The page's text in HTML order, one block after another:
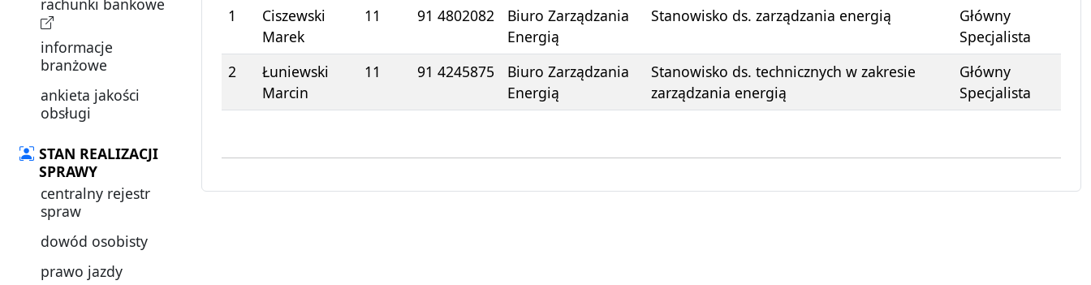
rachunki bankowe
informacje
branżowe
ankieta jakości
obsługi
STAN REALIZACJI
SPRAWY
centralny rejestr
spraw
dowód osobisty
prawo jazdy
1
Ciszewski
Marek
11 91 4802082
Biuro Zarządzania
Energią
Stanowisko ds. zarządzania energią
Główny
Specjalista
2
Łuniewski
Marcin
11 91 4245875
Biuro Zarządzania
Energią
Stanowisko ds. technicznych w zakresie
zarządzania energią
Główny
Specjalista